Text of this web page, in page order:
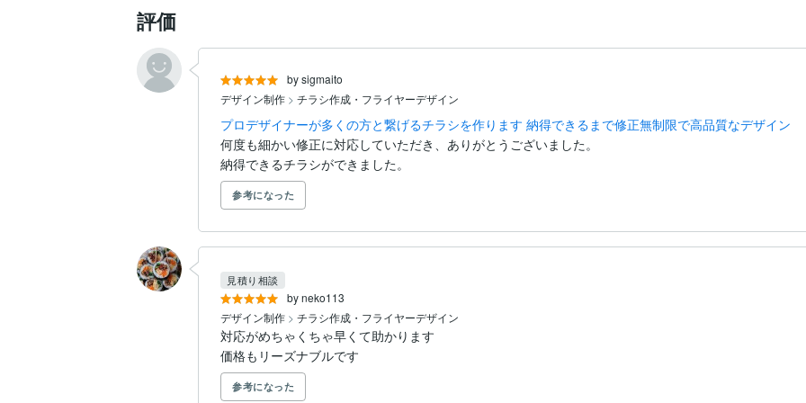
評価
by sigmaito
デザイン制作 > チラシ作成・フライヤーデザイン
プロデザイナーが多くの方と繋げるチラシを作ります 納得できるまで修正無制限で高品質なデザイン
何度も細かい修正に対応していただき、ありがとうございました。
納得できるチラシができました。
参考になった
by neko113
見積り相談
デザイン制作 > チラシ作成・フライヤーデザイン
対応がめちゃくちゃ早くて助かります
価格もリーズナブルです
参考になった